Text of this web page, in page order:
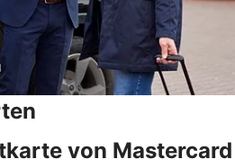
von Mastercard